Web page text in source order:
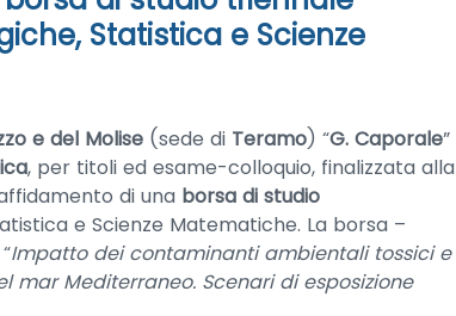
Statistica e Scienze
e del Molise (sede di Teramo) “G. Caporale”
, per titoli ed esame-colloquio, finalizzata alla
di una borsa di studio
e Scienze Matematiche. La borsa –
Impatto dei contaminanti ambientali tossici e
Mediterraneo. Scenari di esposizione